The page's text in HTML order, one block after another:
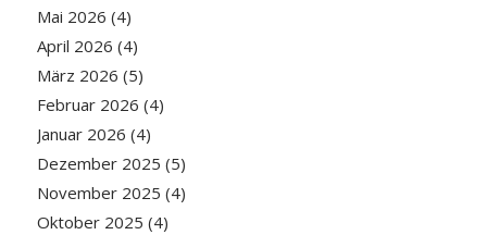
Mai 2026 (4)
April 2026 (4)
März 2026 (5)
Februar 2026 (4)
Januar 2026 (4)
Dezember 2025 (5)
November 2025 (4)
Oktober 2025 (4)